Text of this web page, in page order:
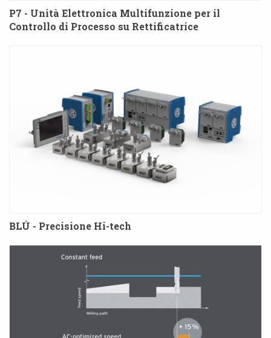
P7 - Unità Elettronica Multifunzione per il
Controllo di Processo su Rettificatrice
BLÚ - Precisione Hi-tech